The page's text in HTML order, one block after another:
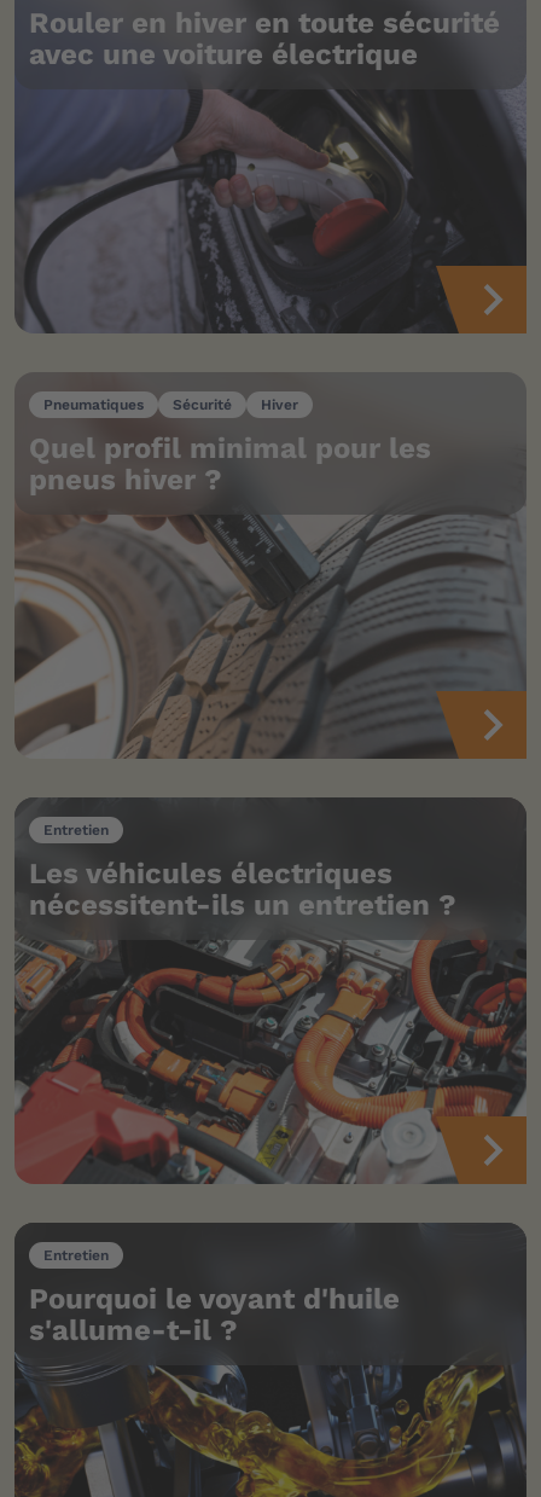
Rouler en hiver en toute sécurité
avec une voiture électrique
Pneumatiques Sécurité Hiver
Quel profil minimal pour les
pneus hiver ?
Entretien
Les véhicules électriques
nécessitent-ils un entretien ?
Entretien
Pourquoi le voyant d'huile
s'allume-t-il ?